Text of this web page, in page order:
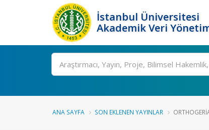
İstanbul Üniversitesi
Akademik Veri
Ara
ANA SAYFA SON EKLENEN YAYINLAR